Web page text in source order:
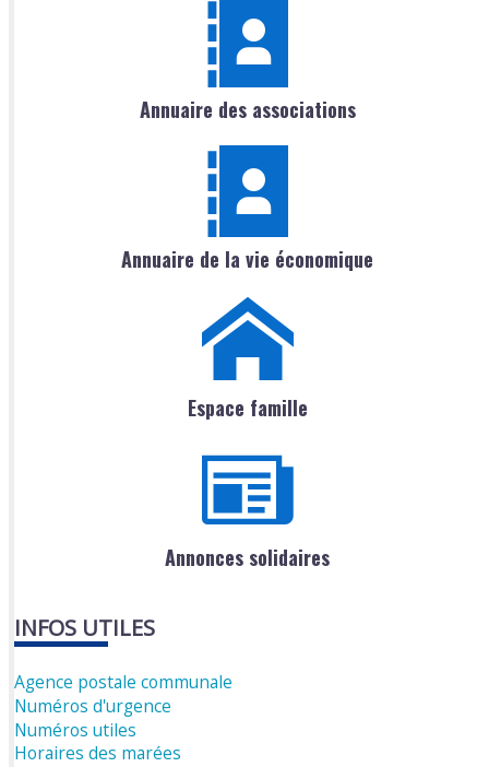
Annuaire des associations
Annuaire de la vie économique
Espace famille
Annonces solidaires
INFOS UTILES
Agence postale communale
Numéros d'urgence
Numéros utiles
Horaires des marées